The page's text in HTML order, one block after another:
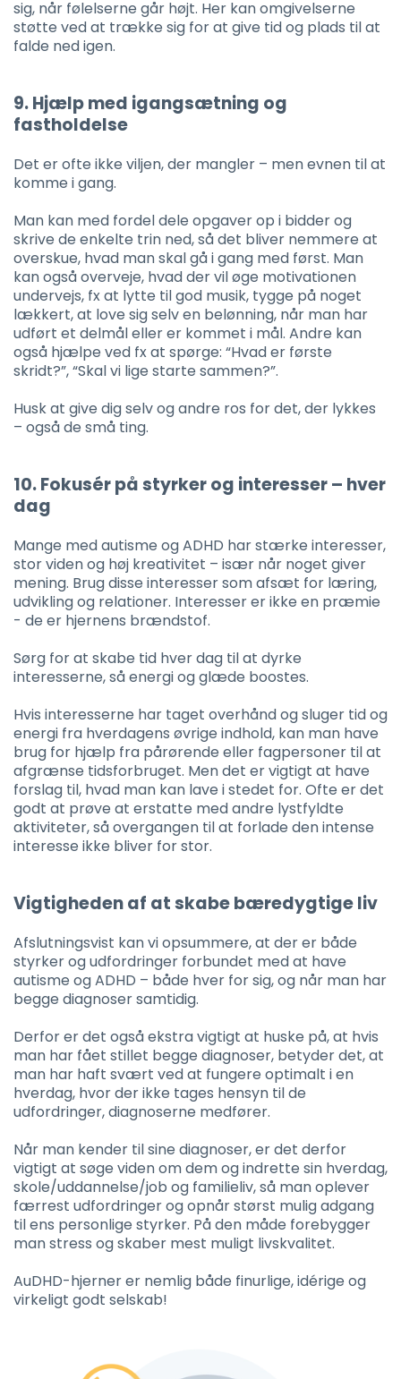
sig, når følelserne går højt. Her kan omgivelserne
støtte ved at trække sig for at give tid og plads til at
falde ned igen.
9. Hjælp med igangsætning og
fastholdelse
Det er ofte ikke viljen, der mangler – men evnen til at
komme i gang.
Man kan med fordel dele opgaver op i bidder og
skrive de enkelte trin ned, så det bliver nemmere at
overskue, hvad man skal gå i gang med først. Man
kan også overveje, hvad der vil øge motivationen
undervejs, fx at lytte til god musik, tygge på noget
lækkert, at love sig selv en belønning, når man har
udført et delmål eller er kommet i mål. Andre kan
også hjælpe ved fx at spørge: “Hvad er første
skridt?”, “Skal vi lige starte sammen?”.
Husk at give dig selv og andre ros for det, der lykkes
– også de små ting.
10. Fokusér på styrker og interesser – hver
dag
Mange med autisme og ADHD har stærke interesser,
stor viden og høj kreativitet – især når noget giver
mening. Brug disse interesser som afsæt for læring,
udvikling og relationer. Interesser er ikke en præmie
- de er hjernens brændstof.
Sørg for at skabe tid hver dag til at dyrke
interesserne, så energi og glæde boostes.
Hvis interesserne har taget overhånd og sluger tid og
energi fra hverdagens øvrige indhold, kan man have
brug for hjælp fra pårørende eller fagpersoner til at
afgrænse tidsforbruget. Men det er vigtigt at have
forslag til, hvad man kan lave i stedet for. Ofte er det
godt at prøve at erstatte med andre lystfyldte
aktiviteter, så overgangen til at forlade den intense
interesse ikke bliver for stor.
Vigtigheden af at skabe bæredygtige liv
Afslutningsvist kan vi opsummere, at der er både
styrker og udfordringer forbundet med at have
autisme og ADHD – både hver for sig, og når man har
begge diagnoser samtidig.
Derfor er det også ekstra vigtigt at huske på, at hvis
man har fået stillet begge diagnoser, betyder det, at
man har haft svært ved at fungere optimalt i en
hverdag, hvor der ikke tages hensyn til de
udfordringer, diagnoserne medfører.
Når man kender til sine diagnoser, er det derfor
vigtigt at søge viden om dem og indrette sin hverdag,
skole/uddannelse/job og familieliv, så man oplever
færrest udfordringer og opnår størst mulig adgang
til ens personlige styrker. På den måde forebygger
man stress og skaber mest muligt livskvalitet.
AuDHD-hjerner er nemlig både finurlige, idérige og
virkeligt godt selskab!